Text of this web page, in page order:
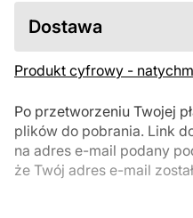
Dostawa
Produkt cyfrowy -
Po przetworzeniu Twojej
plików do pobrania. Link
na adres e-mail podany
że Twój adres e-mail